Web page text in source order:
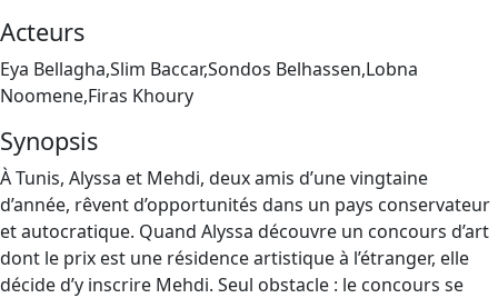
Acteurs
Eya Bellagha,Slim Baccar,Sondos Belhassen,Lobna
Noomene,Firas Khoury
Synopsis
À Tunis, Alyssa et Mehdi, deux amis d’une vingtaine
d’année, rêvent d’opportunités dans un pays conservateur
et autocratique. Quand Alyssa découvre un concours d’art
dont le prix est une résidence artistique à l’étranger, elle
décide d’y inscrire Mehdi. Seul obstacle : le concours se